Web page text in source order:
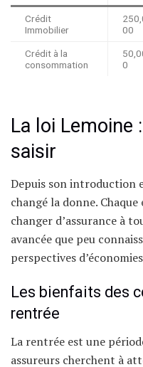
Crédit
Immobilier
00
Crédit à la
consommation
0
La loi Lemoine
saisir
Depuis son introduction
changé la donne.
changer d’assurance à
avancée que peu
perspectives
Les bienfaits des
rentrée
La rentrée est une
assureurs cherchent à